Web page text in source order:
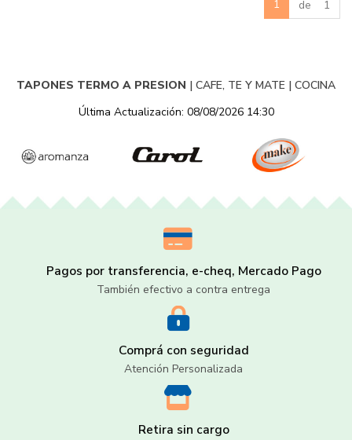
1 de 1
TAPONES TERMO A PRESION | CAFE, TE Y MATE | COCINA
Última Actualización: 08/08/2026 14:30
Pagos por transferencia, e-cheq, Mercado Pago
También efectivo a contra entrega
Comprá con seguridad
Atención Personalizada
Retira sin cargo